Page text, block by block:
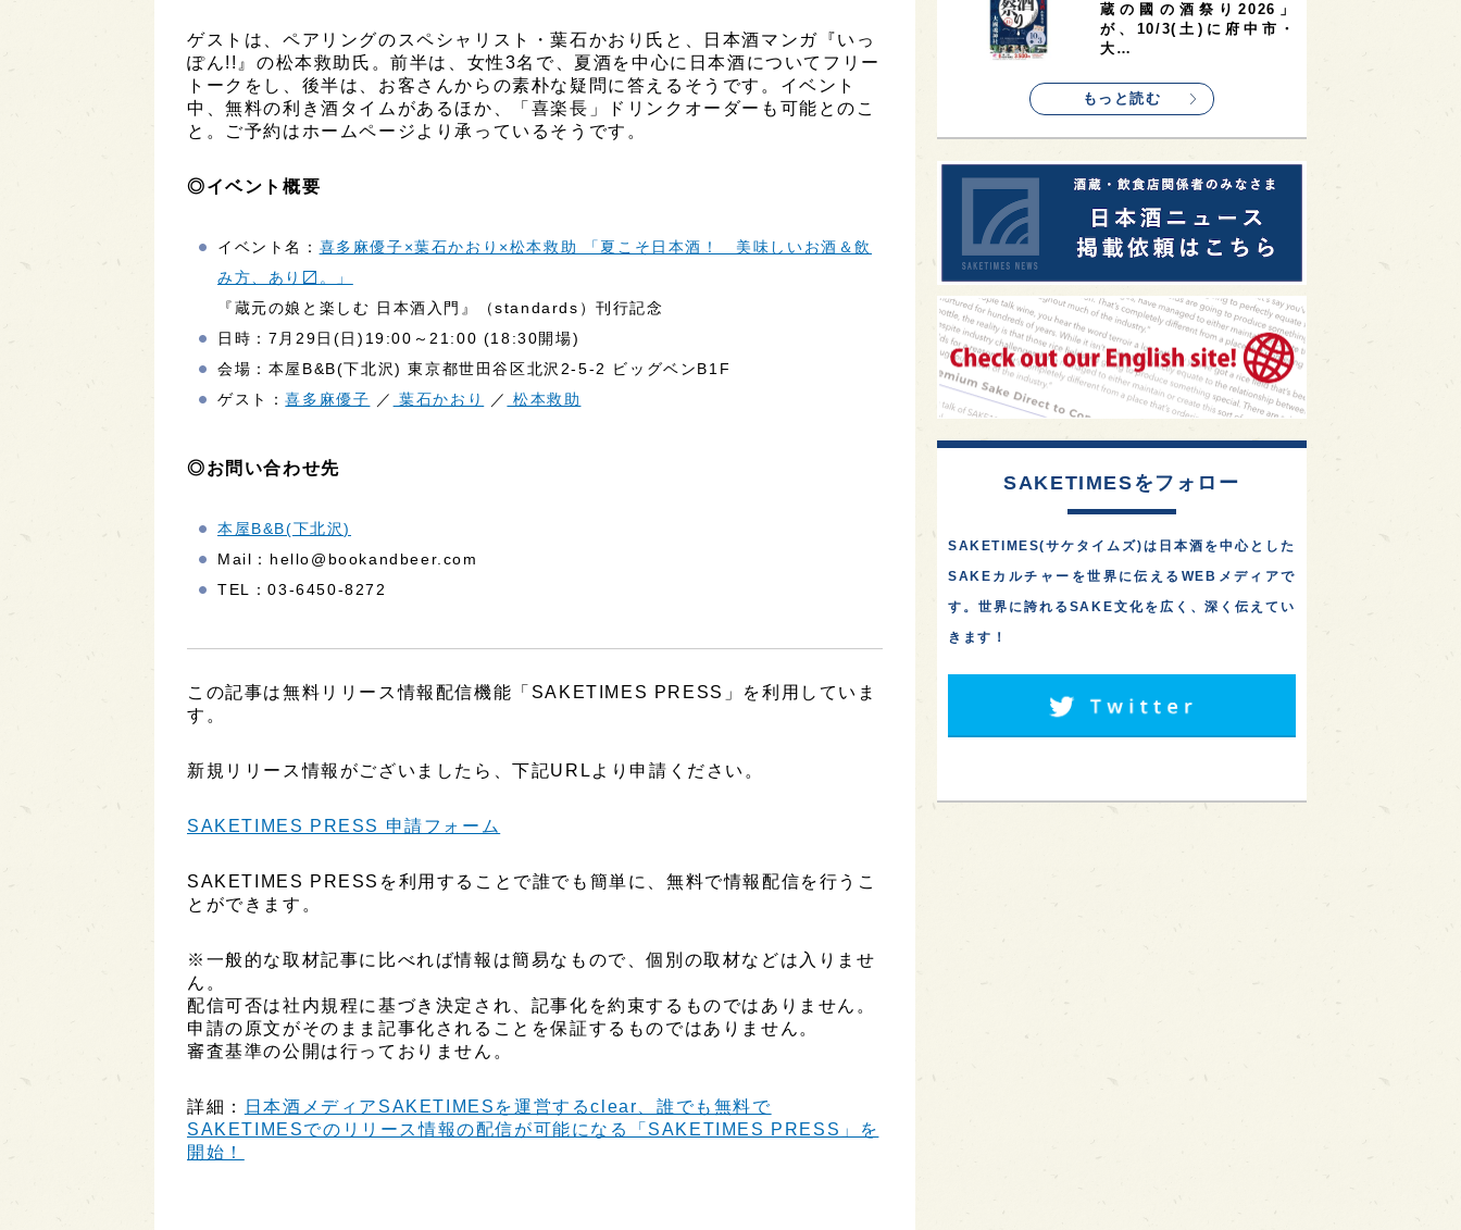
ゲストは、ペアリングのスペシャリスト・葉石かおり氏と、日本酒マンガ『いっ
ぽん!!』の松本救助氏。前半は、女性3名で、夏酒を中心に日本酒についてフリー
トークをし、後半は、お客さんからの素朴な疑問に答えるそうです。イベント
中、無料の利き酒タイムがあるほか、「喜楽長」ドリンクオーダーも可能とのこ
と。ご予約はホームページより承っているそうです。
◎イベント概要
イベント名： 喜多麻優子×葉石かおり×松本救助 「夏こそ日本酒！ 美味しいお酒＆飲
み方、あり〼。」
『蔵元の娘と楽しむ 日本酒入門』（standards）刊行記念
日時：7月29日(日)19:00～21:00 (18:30開場)
会場：本屋B&B(下北沢) 東京都世田谷区北沢2-5-2 ビッグベンB1F
ゲスト：喜多麻優子 ／ 葉石かおり ／ 松本救助
◎お問い合わせ先
本屋B&B(下北沢)
Mail：hello@bookandbeer.com
TEL：03-6450-8272
この記事は無料リリース情報配信機能「SAKETIMES PRESS」を利用していま
す。
新規リリース情報がございましたら、下記URLより申請ください。
SAKETIMES PRESS 申請フォーム
SAKETIMES PRESSを利用することで誰でも簡単に、無料で情報配信を行うこ
とができます。
※一般的な取材記事に比べれば情報は簡易なもので、個別の取材などは入りませ
ん。
配信可否は社内規程に基づき決定され、記事化を約束するものではありません。
申請の原文がそのまま記事化されることを保証するものではありません。
審査基準の公開は行っておりません。
詳細：
日本酒メディアSAKETIMESを運営するclear、誰でも無料で
SAKETIMESでのリリース情報の配信が可能になる「SAKETIMES PRESS」を
開始！
歌舞伎町 1 1 鳥取県 1
saketimes_image_4
蔵の國の酒祭り2026」
が、10/3(土)に府中市・
大…
もっと読む
SAKETIMESをフォロー
SAKETIMES(サケタイムズ)は日本酒を中心とした
SAKEカルチャーを世界に伝えるWEBメディアで
す。世界に誇れるSAKE文化を広く、深く伝えてい
きます！